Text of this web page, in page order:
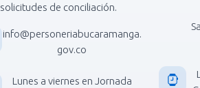
solicitudes de conciliación.
info@personeriabucaramanga.
gov.co
Lunes a viernes en Jornada